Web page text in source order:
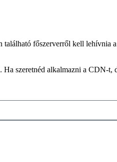
főszerverről kell lehívnia
szeretnéd alkalmazni a CDN-